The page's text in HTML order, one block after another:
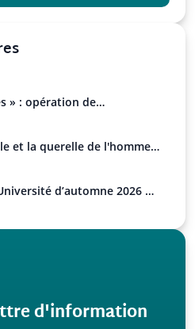
» : opération de
et la querelle de l'homme
d’automne 2026 de
d'information